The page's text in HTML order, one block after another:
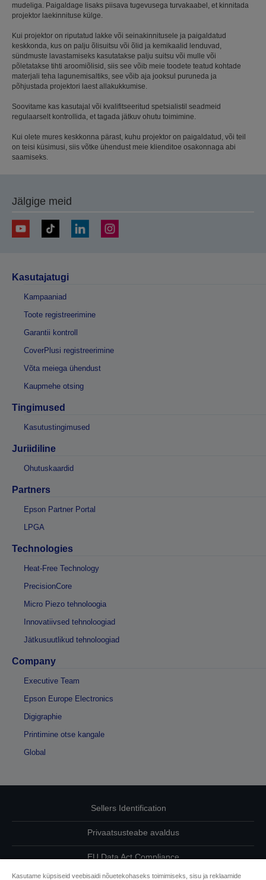
mudeliga. Paigaldage lisaks piisava tugevusega turvakaabel, et kinnitada
projektor laekinnituse külge.
Kui projektor on riputatud lakke või seinakinnitusele ja paigaldatud
keskkonda, kus on palju õlisuitsu või õlid ja kemikaalid lenduvad,
sündmuste lavastamiseks kasutatakse palju suitsu või mulle või
põletatakse tihti aroomiõlisid, siis see võib meie toodete teatud kohtade
materjali teha lagunemisaltiks, see võib aja jooksul puruneda ja
põhjustada projektori laest allakukkumise.
Soovitame kas kasutajal või kvalifitseeritud spetsialistil seadmeid
regulaarselt kontrollida, et tagada jätkuv ohutu toimimine.
Kui olete mures keskkonna pärast, kuhu projektor on paigaldatud, või teil
on teisi küsimusi, siis võtke ühendust meie klienditoe osakonnaga abi
saamiseks.
Jälgige meid
Kasutajatugi
Kampaaniad
Toote registreerimine
Garantii kontroll
CoverPlusi registreerimine
Võta meiega ühendust
Kaupmehe otsing
Tingimused
Kasutustingimused
Juriidiline
Ohutuskaardid
Partners
Epson Partner Portal
LPGA
Technologies
Heat-Free Technology
PrecisionCore
Micro Piezo tehnoloogia
Innovatiivsed tehnoloogiad
Jätkusuutlikud tehnoloogiad
Company
Executive Team
Epson Europe Electronics
Digigraphie
Printimine otse kangale
Global
Sellers Identification
Privaatsusteabe avaldus
EU Data Act Compliance
Kasutame küpsiseid veebisaidi nõuetekohaseks toimimiseks, sisu ja reklaamide